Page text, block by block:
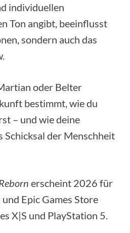
individuellen
Ton angibt, beeinflusst
sondern auch das
oder Belter
bestimmt, wie du
– und wie deine
Schicksal der Menschheit
erscheint 2026 für
und Epic Games Store
X|S und PlayStation 5.